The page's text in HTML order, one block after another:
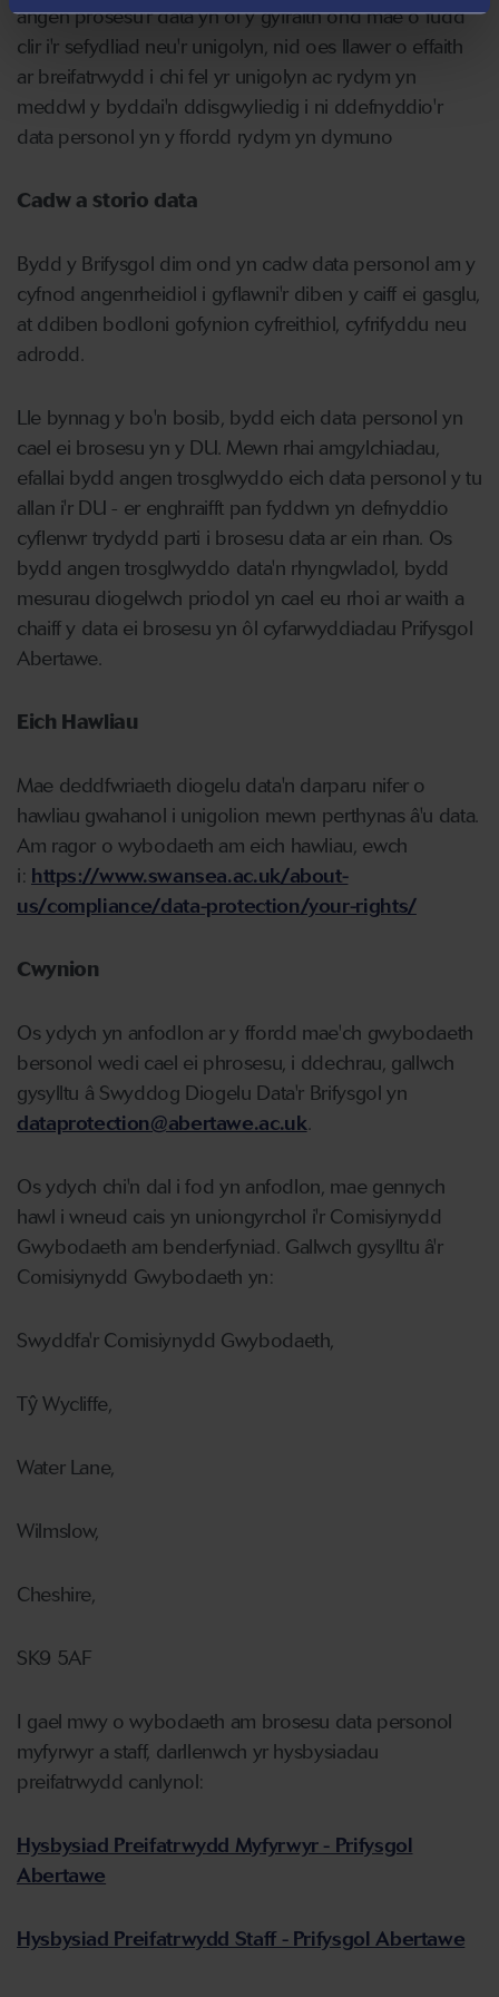
angen prosesu'r data yn ôl y gyfraith ond mae o fudd
clir i'r sefydliad neu'r unigolyn, nid oes llawer o effaith
ar breifatrwydd i chi fel yr unigolyn ac rydym yn
meddwl y byddai'n ddisgwyliedig i ni ddefnyddio'r
data personol yn y ffordd rydym yn dymuno
Cadw a storio data
Bydd y Brifysgol dim ond yn cadw data personol am y
cyfnod angenrheidiol i gyflawni'r diben y caiff ei gasglu,
at ddiben bodloni gofynion cyfreithiol, cyfrifyddu neu
adrodd.
Lle bynnag y bo'n bosib, bydd eich data personol yn
cael ei brosesu yn y DU. Mewn rhai amgylchiadau,
efallai bydd angen trosglwyddo eich data personol y tu
allan i'r DU - er enghraifft pan fyddwn yn defnyddio
cyflenwr trydydd parti i brosesu data ar ein rhan. Os
bydd angen trosglwyddo data'n rhyngwladol, bydd
mesurau diogelwch priodol yn cael eu rhoi ar waith a
chaiff y data ei brosesu yn ôl cyfarwyddiadau Prifysgol
Abertawe.
Eich Hawliau
Mae deddfwriaeth diogelu data'n darparu nifer o
hawliau gwahanol i unigolion mewn perthynas â'u data.
Am ragor o wybodaeth am eich hawliau, ewch
i: https://www.swansea.ac.uk/about-
us/compliance/data-protection/your-rights/
Cwynion
Os ydych yn anfodlon ar y ffordd mae'ch gwybodaeth
bersonol wedi cael ei phrosesu, i ddechrau, gallwch
gysylltu â Swyddog Diogelu Data'r Brifysgol yn
dataprotection@abertawe.ac.uk.
Os ydych chi'n dal i fod yn anfodlon, mae gennych
hawl i wneud cais yn uniongyrchol i'r Comisiynydd
Gwybodaeth am benderfyniad. Gallwch gysylltu â'r
Comisiynydd Gwybodaeth yn:
Swyddfa'r Comisiynydd Gwybodaeth,
Tŷ Wycliffe,
Water Lane,
Wilmslow,
Cheshire,
SK9 5AF
I gael mwy o wybodaeth am brosesu data personol
myfyrwyr a staff, darllenwch yr hysbysiadau
preifatrwydd canlynol:
Hysbysiad Preifatrwydd Myfyrwyr - Prifysgol
Abertawe
Hysbysiad Preifatrwydd Staff - Prifysgol Abertawe